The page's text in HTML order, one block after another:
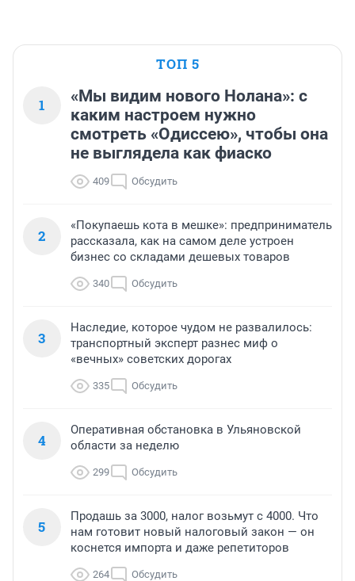
ТОП 5
1
«Мы видим нового Нолана»: с
каким настроем нужно
смотреть «Одиссею», чтобы она
не выглядела как фиаско
409 Обсудить
2
«Покупаешь кота в мешке»: предприниматель
рассказала, как на самом деле устроен
бизнес со складами дешевых товаров
340 Обсудить
3
Наследие, которое чудом не развалилось:
транспортный эксперт разнес миф о
«вечных» советских дорогах
335 Обсудить
4
Оперативная обстановка в Ульяновской
области за неделю
299 Обсудить
5
Продашь за 3000, налог возьмут с 4000. Что
нам готовит новый налоговый закон — он
коснется импорта и даже репетиторов
264 Обсудить